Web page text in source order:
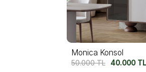
Felix Konsol
54.750TL 42.500TL